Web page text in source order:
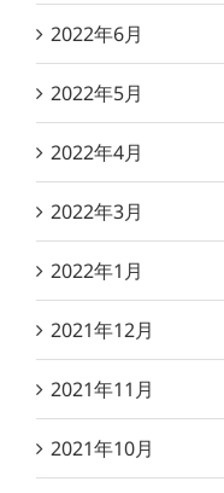
2022年6月
2022年5月
2022年4月
2022年3月
2022年1月
2021年12月
2021年11月
2021年10月